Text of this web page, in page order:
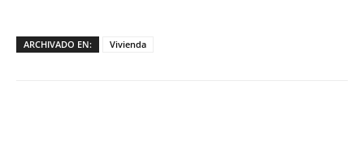
ARCHIVADO EN: Vivienda